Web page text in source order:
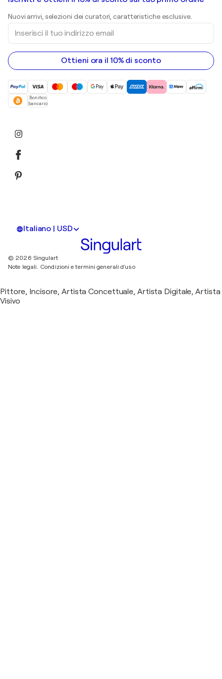
Shepard Fairey
Dipinti di paesaggi
sculture
Dipinti acrilici
Nuovi arrivi, selezioni dei curatori, caratteristiche esclusive.
Inserisci
tuo
indirizzo
email
Ottieni ora il 10% di sconto
Bonifico
bancario
Italiano | USD
© 2026 Singulart
Note legali. Condizioni e termini generali d'uso
Pittore, Incisore, Artista Concettuale, Artista Digitale, Artista
Visivo